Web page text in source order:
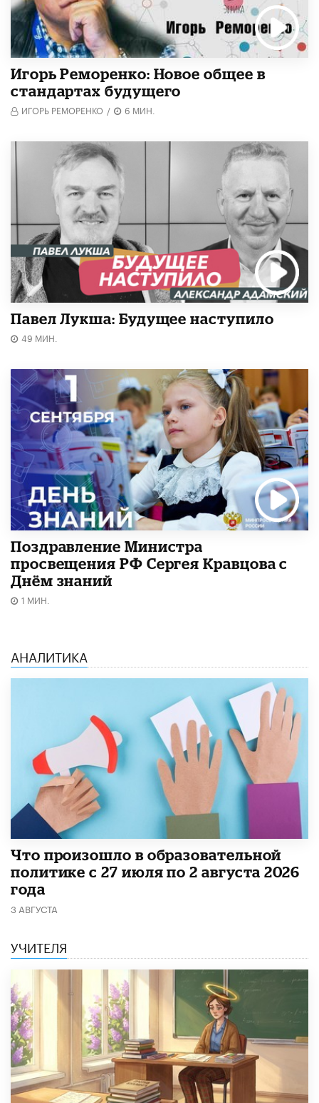
Игорь Реморенко: Новое общее в
стандартах будущего
ИГОРЬ РЕМОРЕНКО / 6 МИН.
Павел Лукша: Будущее наступило
49 МИН.
Поздравление Министра
просвещения РФ Сергея Кравцова с
Днём знаний
1 МИН.
АНАЛИТИКА
​Что произошло в образовательной
политике с 27 июля по 2 августа 2026
года
3 АВГУСТА
УЧИТЕЛЯ